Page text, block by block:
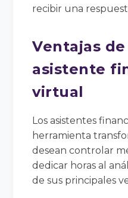
recibir una
Ventajas
asistente
virtual
Los asistentes
herramienta
desean controlar
dedicar horas al
de sus principales